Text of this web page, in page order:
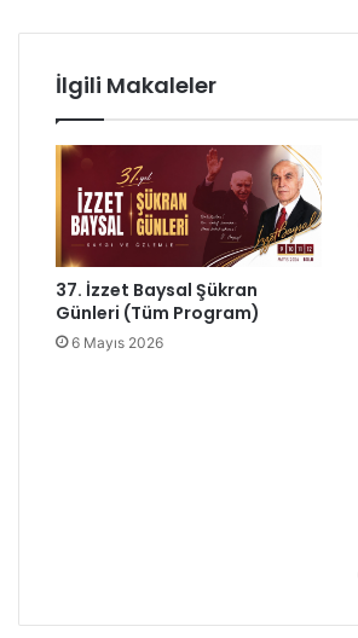
-
0
7
2
0
2
4
İlgili Makaleler
37. İzzet Baysal Şükran
Günleri (Tüm Program)
6 Mayıs 2026